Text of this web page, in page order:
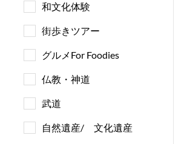
和文化体験
街歩きツアー
グルメFor Foodies
仏教・神道
武道
自然遺産/ 文化遺産